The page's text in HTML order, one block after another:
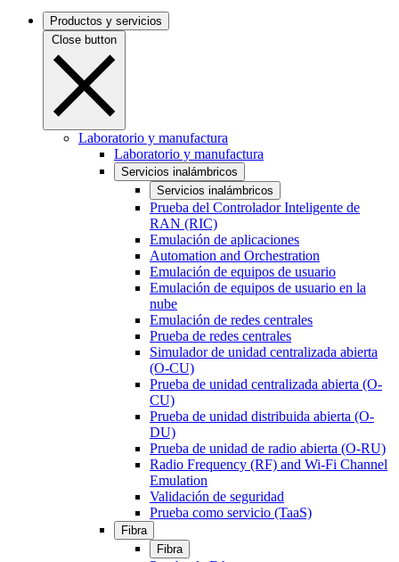
Productos y servicios
Close button
Laboratorio y manufactura
Laboratorio y manufactura
Servicios inalámbricos
Servicios inalámbricos
Prueba del Controlador Inteligente de
RAN (RIC)
Emulación de aplicaciones
Automation and Orchestration
Emulación de equipos de usuario
Emulación de equipos de usuario en la
nube
Emulación de redes centrales
Prueba de redes centrales
Simulador de unidad centralizada abierta
(O-CU)
Prueba de unidad centralizada abierta (O-
CU)
Prueba de unidad distribuida abierta (O-
DU)
Prueba de unidad de radio abierta (O-RU)
Radio Frequency (RF) and Wi-Fi Channel
Emulation
Validación de seguridad
Prueba como servicio (TaaS)
Fibra
Fibra